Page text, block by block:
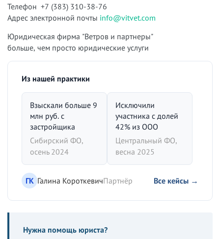
Телефон +7 (383) 310-38-76
Адрес электронной почты info@vitvet.com
Юридическая фирма "Ветров и партнеры"
больше, чем просто юридические услуги
Из нашей практики
Взыскали больше 9
млн руб. с
застройщика
Сибирский ФО,
осень 2024
Исключили
участника с долей
42% из ООО
Центральный ФО,
весна 2025
ГК Галина КороткевичПартнёр Все кейсы →
Нужна помощь юриста?